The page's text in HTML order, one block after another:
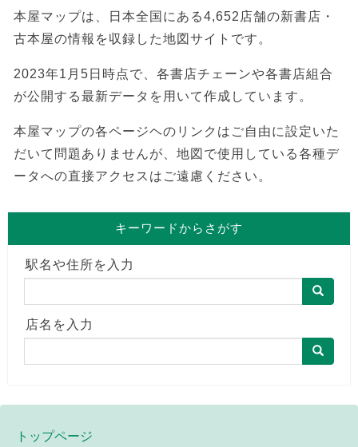
本屋マップは、日本全国にある4,652店舗の新書店・
古本屋の情報を収録した地図サイトです。
2023年1月5日時点で、各書店チェーンや各書店組合
が公開する最新データを用いて作成しています。
本屋マップの各ページヘのリンクはご自由に設定いた
だいて問題ありませんが、地図で使用している各種デ
ータへの直接アクセスはご遠慮ください。
キーワードからさがす
駅名や住所を入力
店名を入力
トップページ